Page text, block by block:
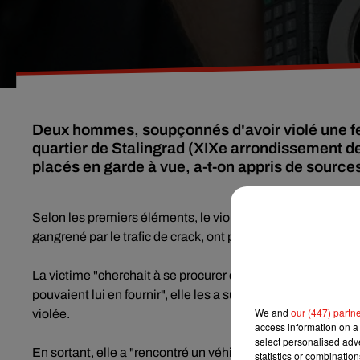
Deux hommes, soupçonnés d'avoir violé une
quartier de Stalingrad (XIXe arrondissement
placés en garde à vue, a-t-on appris de
Selon les premiers éléments, le viol s'est produit jeudi
gangrené par le trafic de crack, ont précisé ces sources.
La victime "cherchait à se procurer de la drogue", a
pouvaient lui en fournir", elle les a suivis dans les
violée.
En sortant, elle a "rencontré un véhicule de police" et a
We and our (447)
access information on
select personalised
statistics or